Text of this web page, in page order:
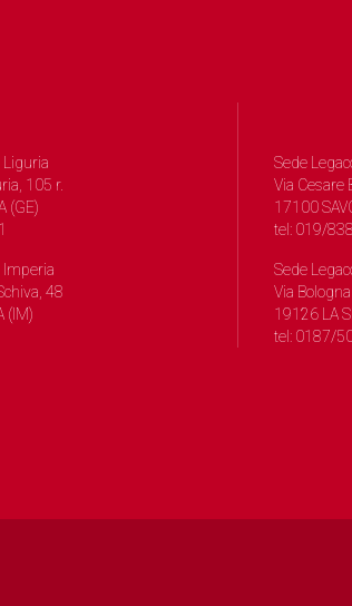
Liguria
105 r.
(GE)
Imperia
48
(IM)
Sede
Via Cesare
17100
tel: 019/
Sede
Via
19126 LA
tel: 0187/